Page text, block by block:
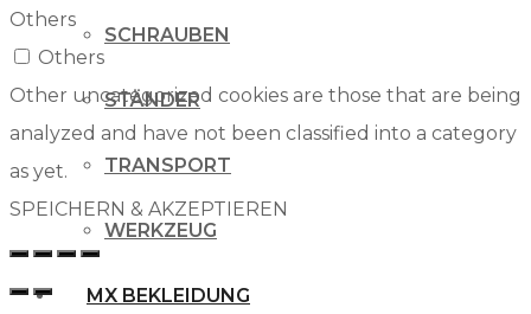
SCHRAUBEN
STÄNDER
TRANSPORT
WERKZEUG
MX BEKLEIDUNG
Others
Others
Other uncategorized cookies are those that are being
analyzed and have not been classified into a category
as yet.
SPEICHERN & AKZEPTIEREN